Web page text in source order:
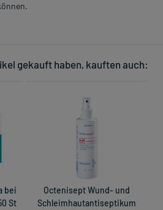
gekauft haben, kauften auch:
bei
St
Octenisept Wund- und
Schleimhautantiseptikum